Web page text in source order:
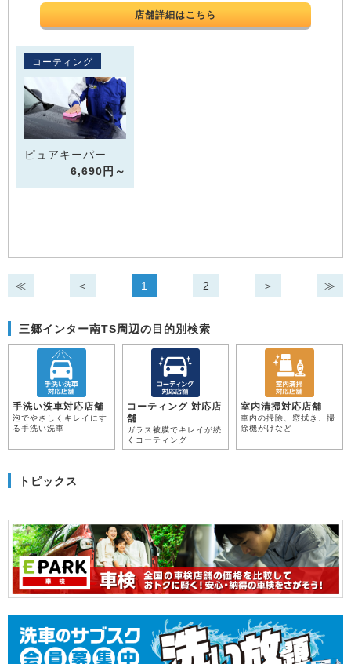
店舗詳細はこちら
コーティング
ピュアキーパー
6,690円～
≪ ＜ 1 2 ＞ ≫
三郷インター南TS周辺の目的別検索
手洗い洗車対応店舗
泡でやさしくキレイにす
る手洗い洗車
コーティング 対応店
舗
ガラス被膜でキレイが続
くコーティング
室内清掃対応店舗
車内の掃除、窓拭き、掃
除機がけなど
トピックス